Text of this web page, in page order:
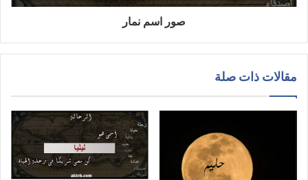
صور اسم نمار
مقالات ذات صلة